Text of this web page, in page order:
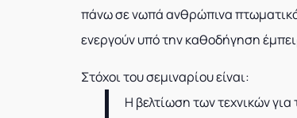
πάνω σε νωπά ανθρώπινα
ενεργούν υπό την καθοδήγηση
Στόχοι του σεμιναρίου είναι:
Η βελτίωση των τεχνικών